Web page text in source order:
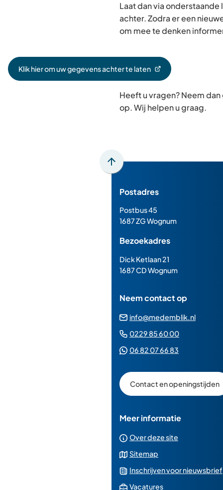
Laat dan via
achter. Zodra er een
om mee te denken
Klik hier om uw gegevens achter te laten
(Verwijst
Heeft u vragen? Neem
op. Wij helpen u graag.
Scroll
boven
het
van
de
paginainhoud
Postadres
Postbus 45
1687 ZG Wognum
Bezoekadres
Dick Ketlaan 21
1687 CD Wognum
Neem contact op
info@medemblik.nl
0229 85 60 00(Verwijst
06 82 07 66 83
een
Whatsapp
Contact en openingstijden
Meer informatie
Over deze site
Sitemap
Inschrijven voor nieuwsbrief
Vacatures(Verwijst